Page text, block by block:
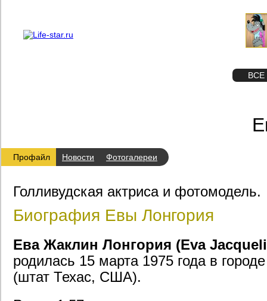
ВСЕ
Профайл Новости Фотогалереи
Голливудская актриса и фотомодель.
Биография Евы Лонгория
Ева Жаклин Лонгория (Eva
родилась 15 марта 1975 года в
(штат Техас, США).